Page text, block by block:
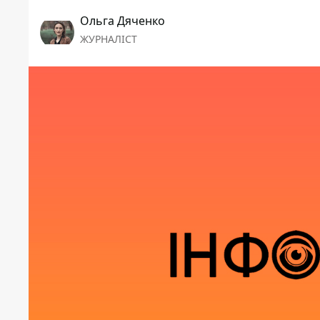
Ольга Дяченко
ЖУРНАЛІСТ